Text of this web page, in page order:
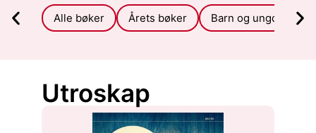
Alle bøker Årets bøker Barn og ungdom
Utroskap